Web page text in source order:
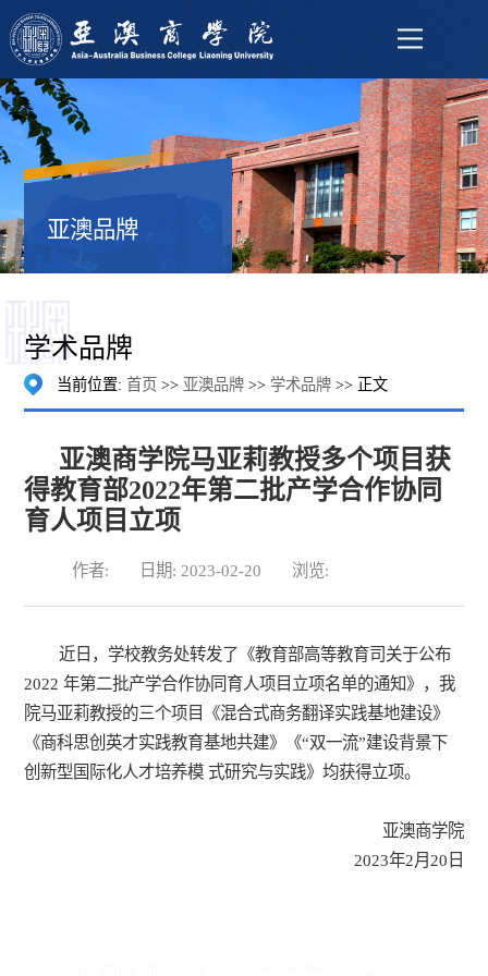
亚澳品牌
学术品牌
当前位置:首页 >> 亚澳品牌 >>学术品牌 >> 正文
亚澳商学院马亚莉教授多个项目获
得教育部2022年第二批产学合作协同
育人项目立项
作者: 日期: 2023-02-20 浏览:
近日，学校教务处转发了《教育部高等教育司关于公布
2022 年第二批产学合作协同育人项目立项名单的通知》，我
院马亚莉教授的三个项目《混合式商务翻译实践基地建设》
《商科思创英才实践教育基地共建》《“双一流”建设背景下
创新型国际化人才培养模 式研究与实践》均获得立项。
亚澳商学院
2023年2月20日